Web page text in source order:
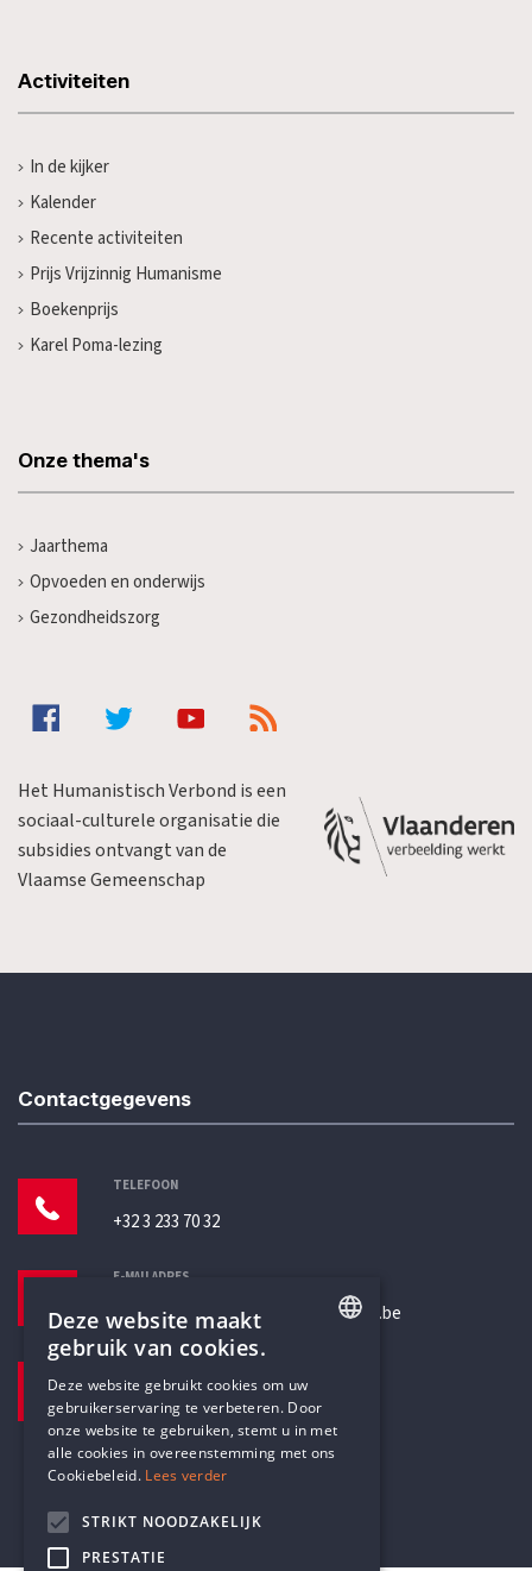
Activiteiten
In de kijker
Kalender
Recente activiteiten
Prijs Vrijzinnig Humanisme
Boekenprijs
Karel Poma-lezing
Onze thema's
Jaarthema
Opvoeden en onderwijs
Gezondheidszorg
Het Humanistisch Verbond is een
sociaal-culturele organisatie die
subsidies ontvangt van de
Vlaamse Gemeenschap
Contactgegevens
TELEFOON
+32 3 233 70 32
E-MAILADRES
secretariaat@humanistischverbond.be
Pottenbrug 4
Antwerpen, 2000
DUTCH
Deze website maakt
gebruik van cookies.
Deze website gebruikt cookies om uw
gebruikerservaring te verbeteren. Door
onze website te gebruiken, stemt u in met
alle cookies in overeenstemming met ons
Cookiebeleid. Lees verder
STRIKT NOODZAKELIJK
PRESTATIE